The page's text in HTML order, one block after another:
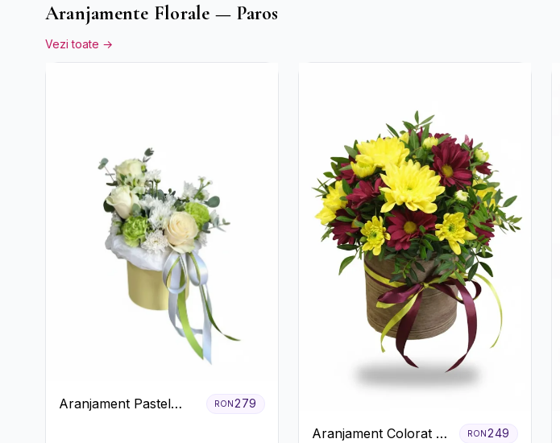
Aranjamente Florale — Paros
Vezi toate →
Aranjament Pastel
RON279
Aranjament Colorat cu
RON249